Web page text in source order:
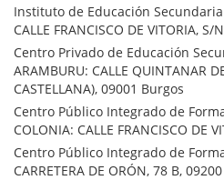
Instituto de Educación Secundaria
CALLE FRANCISCO DE VITORIA,
Centro Privado de Educación
ARAMBURU: CALLE QUINTANAR
CASTELLANA), 09001 Burgos
Centro Público Integrado de
COLONIA: CALLE FRANCISCO DE
Centro Público Integrado de
CARRETERA DE ORÓN, 78 B,